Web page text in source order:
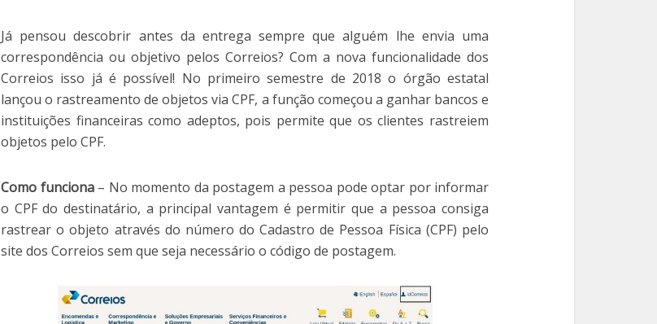
Já pensou descobrir antes da entrega sempre que alguém lhe envia uma
correspondência ou objetivo pelos Correios? Com a nova funcionalidade dos
Correios isso já é possível! No primeiro semestre de 2018 o órgão estatal
lançou o rastreamento de objetos via CPF, a função começou a ganhar bancos e
instituições financeiras como adeptos, pois permite que os clientes rastreiem
objetos pelo CPF.
Como funciona– No momento da postagem a pessoa pode optar por informar
o CPF do destinatário, a principal vantagem é permitir que a pessoa consiga
rastrear o objeto através do número do Cadastro de Pessoa Física (CPF) pelo
site dos Correios sem que seja necessário o código de postagem.